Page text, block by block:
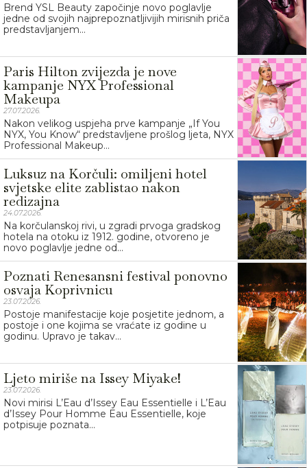
Brend YSL Beauty započinje novo poglavlje
jedne od svojih najprepoznatljivijih mirisnih priča
predstavljanjem...
Paris Hilton zvijezda je nove
kampanje NYX Professional
Makeupa
27.07.2026.
Nakon velikog uspjeha prve kampanje „If You
NYX, You Know“ predstavljene prošlog ljeta, NYX
Professional Makeup...
Luksuz na Korčuli: omiljeni hotel
svjetske elite zablistao nakon
redizajna
24.07.2026.
Na korčulanskoj rivi, u zgradi prvoga gradskog
hotela na otoku iz 1912. godine, otvoreno je
novo poglavlje jedne od...
Poznati Renesansni festival ponovno
osvaja Koprivnicu
23.07.2026.
Postoje manifestacije koje posjetite jednom, a
postoje i one kojima se vraćate iz godine u
godinu. Upravo je takav...
Ljeto miriše na Issey Miyake!
23.07.2026.
Novi mirisi L’Eau d’Issey Eau Essentielle i L’Eau
d’Issey Pour Homme Eau Essentielle, koje
potpisuje poznata...